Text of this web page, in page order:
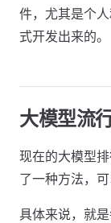
件，尤其是个
式开发出来的。
大模型流
现在的大模型
了一种方法，
具体来说，就